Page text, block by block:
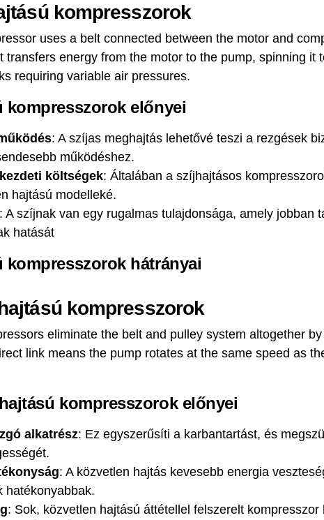
kompresszorok
uses a belt connected between the motor and
transfers energy from the motor to the pump, spinning it
requiring variable air pressures.
kompresszorok előnyei
: A szíjas meghajtás lehetővé teszi a rezgések
működéshez.
költségek: Általában a szíjhajtásos
hajtású modelleké.
: A szíjnak van egy rugalmas tulajdonsága, amely jobban
hatását
kompresszorok hátrányai
kompresszorok
eliminate the belt and pulley system altogether
link means the pump rotates at the same speed as
kompresszorok előnyei
alkatrész: Ez egyszerűsíti a karbantartást, és
: A közvetlen hajtás kevesebb energia
hatékonyabbak.
: Sok, közvetlen hajtású áttétellel felszerelt